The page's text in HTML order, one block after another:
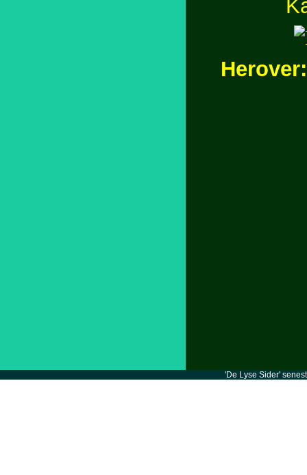
Herover:
'De Lyse Sider'